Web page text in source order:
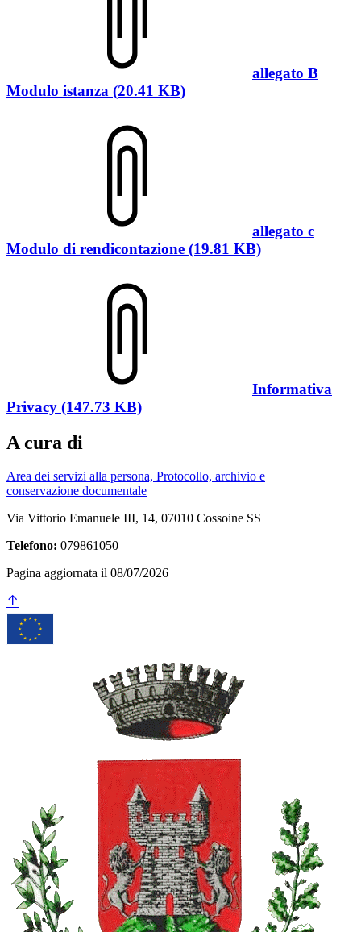
allegato B
Modulo istanza (20.41 KB)
allegato c
Modulo di rendicontazione (19.81 KB)
Informativa
Privacy (147.73 KB)
A cura di
Area dei servizi alla persona, Protocollo, archivio e
conservazione documentale
Via Vittorio Emanuele III, 14, 07010 Cossoine SS
Telefono: 079861050
Pagina aggiornata il 08/07/2026